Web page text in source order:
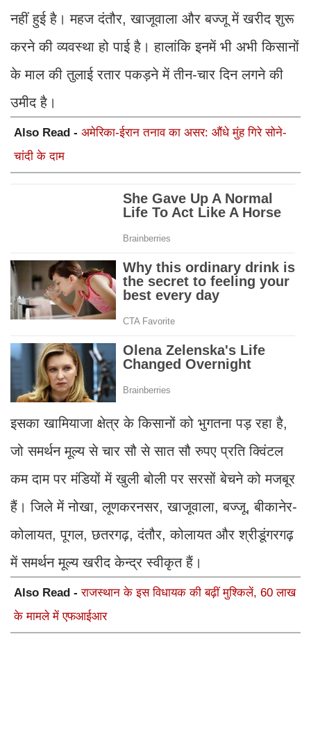
नहीं हुई है। महज दंतौर, खाजूवाला और बज्जू में खरीद शुरू
करने की व्यवस्था हो पाई है। हालांकि इनमें भी अभी किसानों
के माल की तुलाई रतार पकड़ने में तीन-चार दिन लगने की
उमीद है।
Also Read - अमेरिका-ईरान तनाव का असर: औंधे मुंह गिरे सोने-
चांदी के दाम
इसका खामियाजा क्षेत्र के किसानों को भुगतना पड़ रहा है,
जो समर्थन मूल्य से चार सौ से सात सौ रुपए प्रति क्विंटल
कम दाम पर मंडियों में खुली बोली पर सरसों बेचने को मजबूर
हैं। जिले में नोखा, लूणकरनसर, खाजूवाला, बज्जू, बीकानेर-
कोलायत, पूगल, छतरगढ़, दंतौर, कोलायत और श्रीडूंगरगढ़
में समर्थन मूल्य खरीद केन्द्र स्वीकृत हैं।
Also Read -राजस्थान के इस विधायक की बढ़ीं मुश्किलें, 60 लाख
के मामले में एफआईआर